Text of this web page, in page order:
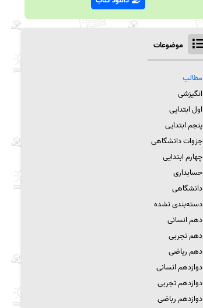
موضوعات
مطالب
انگیزشی
اول ابتدایی
پنجم ابتدایی
جزوات دانشگاهی
چهارم ابتدایی
حسابداری
دانشگاهی
دسته‌بندی نشده
دهم انسانی
دهم تجربی
دهم ریاضی
دوازدهم انسانی
دوازدهم تجربی
دوازدهم رباضی